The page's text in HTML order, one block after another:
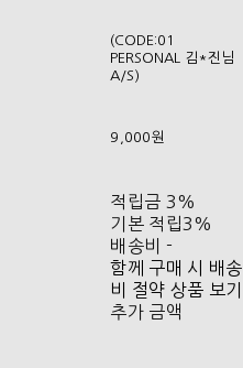
(CODE:01
PERSONAL 김*진님
A/S)
9,000원
적립금 3%
기본 적립3%
배송비 -
함께 구매 시 배송
비 절약 상품 보기
추가 금액